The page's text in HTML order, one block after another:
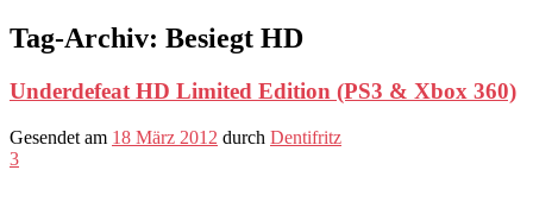
Tag-Archiv: Besiegt HD
Underdefeat HD Limited Edition (PS3 & Xbox 360)
Gesendet am 18 März 2012 durch Dentifritz
3